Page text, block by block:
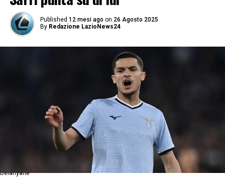
Published 12 mesi ago on 26 Agosto 2025
By Redazione LazioNews24
Belahyane